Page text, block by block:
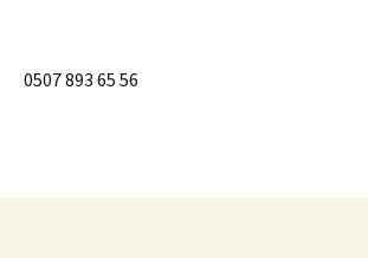
0507 893 65 56